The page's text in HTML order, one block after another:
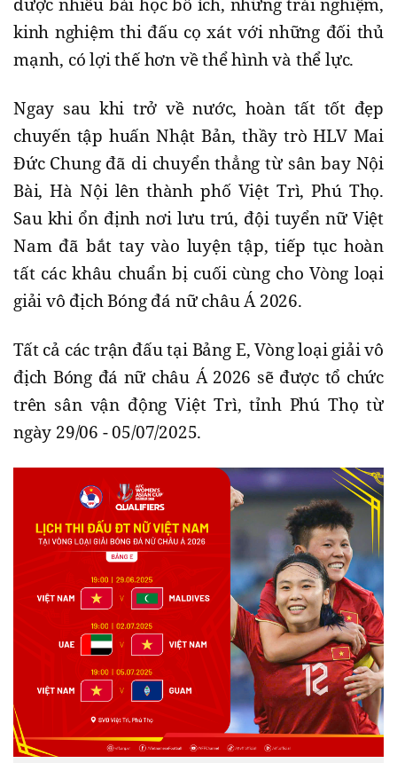
kinh nghiệm thi đấu cọ xát với những đối thủ
mạnh, có lợi thế hơn về thể hình và thể lực.
Ngay sau khi trở về nước, hoàn tất tốt đẹp
chuyến tập huấn Nhật Bản, thầy trò HLV Mai
Đức Chung đã di chuyển thẳng từ sân bay Nội
Bài, Hà Nội lên thành phố Việt Trì, Phú Thọ.
Sau khi ổn định nơi lưu trú, đội tuyển nữ Việt
Nam đã bắt tay vào luyện tập, tiếp tục hoàn
tất các khâu chuẩn bị cuối cùng cho Vòng loại
giải vô địch Bóng đá nữ châu Á 2026.
Tất cả các trận đấu tại Bảng E, Vòng loại giải vô
địch Bóng đá nữ châu Á 2026 sẽ được tổ chức
trên sân vận động Việt Trì, tỉnh Phú Thọ từ
ngày 29/06 - 05/07/2025.